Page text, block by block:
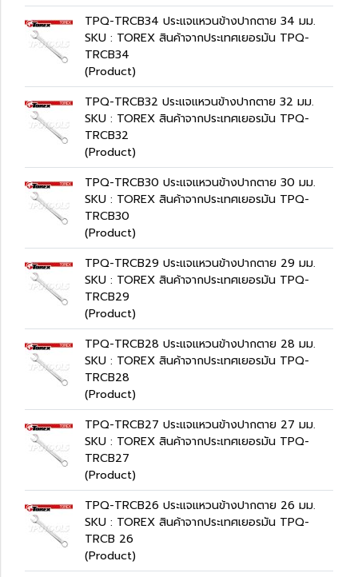
TPQ-TRCB34 ประแจแหวนข้างปากตาย 34 มม.
SKU : TOREX สินค้าจากประเทศเยอรมัน TPQ-
TRCB34
(Product)
TPQ-TRCB32 ประแจแหวนข้างปากตาย 32 มม.
SKU : TOREX สินค้าจากประเทศเยอรมัน TPQ-
TRCB32
(Product)
TPQ-TRCB30 ประแจแหวนข้างปากตาย 30 มม.
SKU : TOREX สินค้าจากประเทศเยอรมัน TPQ-
TRCB30
(Product)
TPQ-TRCB29 ประแจแหวนข้างปากตาย 29 มม.
SKU : TOREX สินค้าจากประเทศเยอรมัน TPQ-
TRCB29
(Product)
TPQ-TRCB28 ประแจแหวนข้างปากตาย 28 มม.
SKU : TOREX สินค้าจากประเทศเยอรมัน TPQ-
TRCB28
(Product)
TPQ-TRCB27 ประแจแหวนข้างปากตาย 27 มม.
SKU : TOREX สินค้าจากประเทศเยอรมัน TPQ-
TRCB27
(Product)
TPQ-TRCB26 ประแจแหวนข้างปากตาย 26 มม.
SKU : TOREX สินค้าจากประเทศเยอรมัน TPQ-
TRCB 26
(Product)